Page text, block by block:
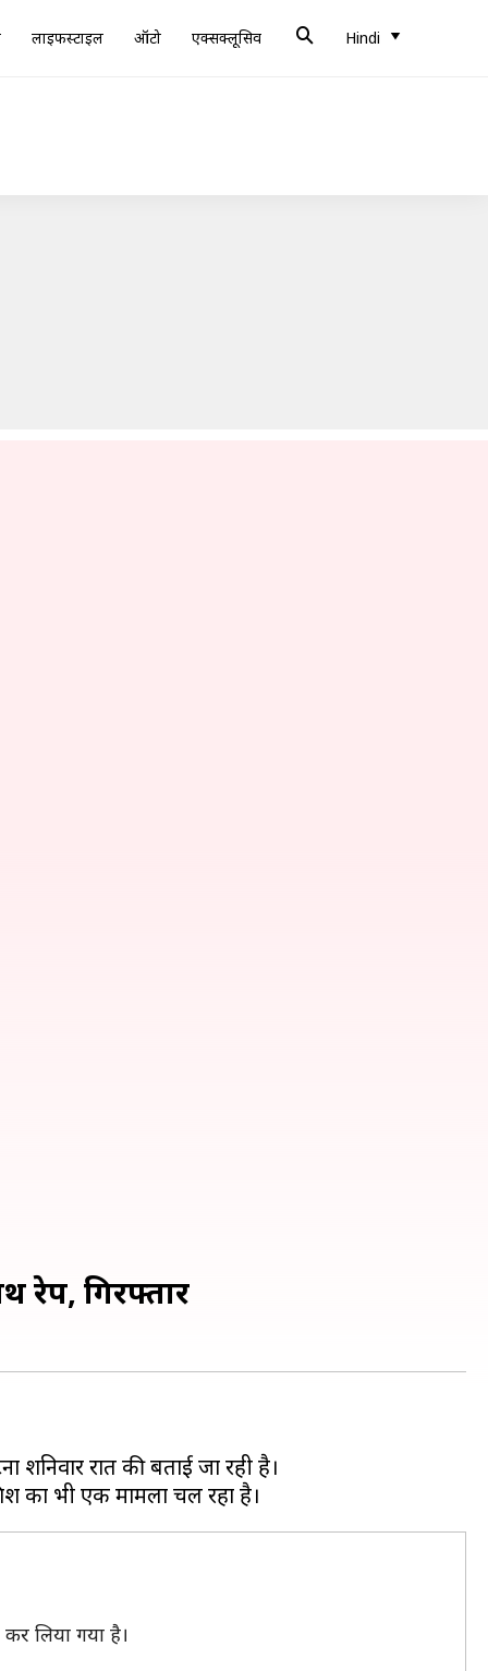
लाइफस्टाइल ऑटो एक्सक्लूसिव Hindi
रेप, गिरफ्तार
रात की बताई जा रही है।
लिया गया है।